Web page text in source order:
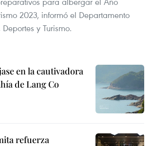
2023, informó el Departamento
y Turismo.
en la cautivadora
de Lang Co
refuerza